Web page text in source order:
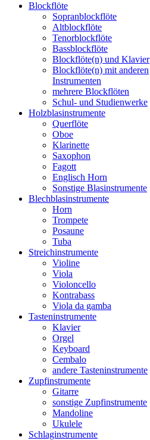
Blockflöte
Sopranblockflöte
Altblockflöte
Tenorblockflöte
Bassblockflöte
Blockflöte(n) und Klavier
Blockflöte(n) mit anderen
Instrumenten
mehrere Blockflöten
Schul- und Studienwerke
Holzblasinstrumente
Querflöte
Oboe
Klarinette
Saxophon
Fagott
Englisch Horn
Sonstige Blasinstrumente
Blechblasinstrumente
Horn
Trompete
Posaune
Tuba
Streichinstrumente
Violine
Viola
Violoncello
Kontrabass
Viola da gamba
Tasteninstrumente
Klavier
Orgel
Keyboard
Cembalo
andere Tasteninstrumente
Zupfinstrumente
Gitarre
sonstige Zupfinstrumente
Mandoline
Ukulele
Schlaginstrumente